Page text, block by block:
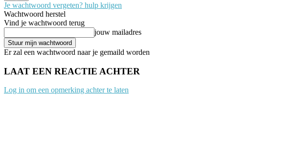
Je wachtwoord vergeten? hulp krijgen
Wachtwoord herstel
Vind je wachtwoord terug
jouw mailadres
Er zal een wachtwoord naar je gemaild worden
LAAT EEN REACTIE ACHTER
Log in om een opmerking achter te laten